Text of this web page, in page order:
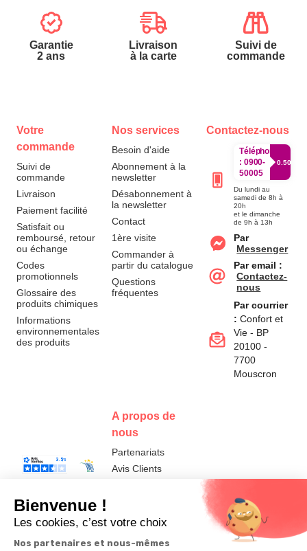
Garantie
2 ans
Livraison
à la carte
Suivi de
commande
Votre
commande
Suivi de
commande
Livraison
Paiement facilité
Satisfait ou
remboursé, retour
ou échange
Codes
promotionnels
Glossaire des
produits chimiques
Informations
environnementales
des produits
Nos services
Besoin d'aide
Abonnement à la
newsletter
Désabonnement à
la newsletter
Contact
1ère visite
Commander à
partir du catalogue
Questions
fréquentes
A propos de
nous
Partenariats
Avis Clients
Contactez-nous
Téléphone
: 0900-
50005
0.50€/
Du lundi au
samedi de 8h à
20h
et le dimanche
de 9h à 13h
Par
Messenger
Par email :
Contactez-
nous
Par courrier
: Confort et
Vie - BP
20100 -
7700
Mouscron
Données
personnelles et
Paramétrer
les cookies
légales
Conditions
générales de